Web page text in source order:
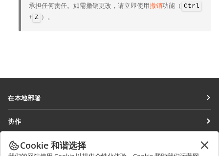
承担任何责任。如需撤销更改，请立即使用撤销功能（ Ctrl
+ Z ）。
在本地部署
协作空间
工作区
协作
针对翻译人员
获取最新资讯
Cookie 和谐选择